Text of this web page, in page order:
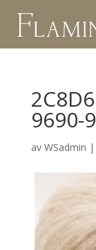
9690-
av WSadmin |